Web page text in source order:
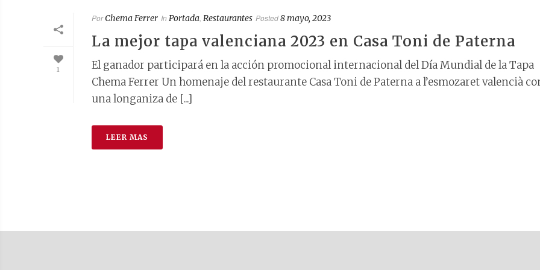
1
PorChema Ferrer In Portada Restaurantes Posted8 mayo, 2023
La mejor tapa valenciana 2023 en Casa Toni de Paterna
El ganador participará en la acción promocional internacional del Día Mundial de la Tapa
Chema Ferrer Un homenaje del restaurante Casa Toni de Paterna a l’esmozaret valencià
una longaniza de [...]
LEER MAS